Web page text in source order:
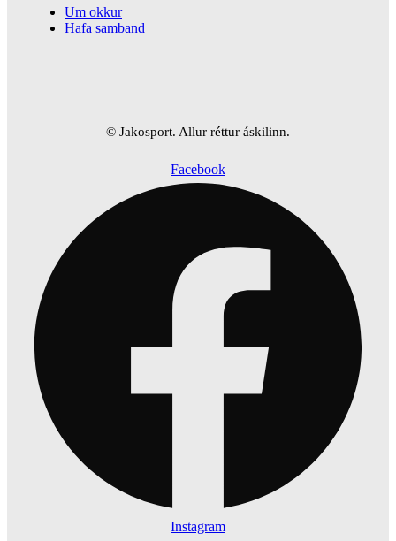
Um okkur
Hafa samband
© Jakosport. Allur réttur áskilinn.
Facebook
Instagram